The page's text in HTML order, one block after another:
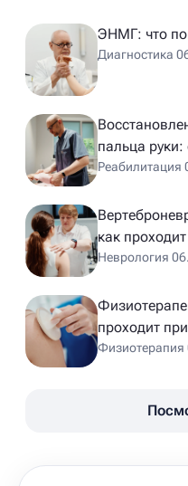
ЭНМГ: что
Диагностика
пальца
Реабилитация
как
Неврология
проходит
Физиотерапия